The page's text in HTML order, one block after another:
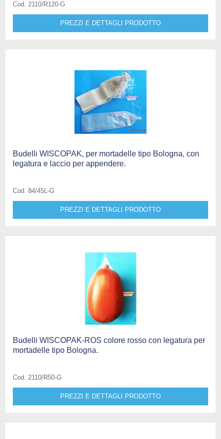
Cod. 2110/R120-G
PREZZI E DETTAGLI PRODOTTO
Budelli WISCOPAK, per mortadelle tipo Bologna, con
legatura e laccio per appendere.
Cod. 84/45L-G
PREZZI E DETTAGLI PRODOTTO
Budelli WISCOPAK-ROS colore rosso con legatura per
mortadelle tipo Bologna.
Cod. 2110/R50-G
PREZZI E DETTAGLI PRODOTTO